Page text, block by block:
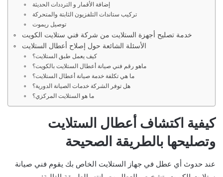
إضافة الأقمار و الترددات الحديثة
تركيب ستاندات التلفزيون الثابتة والمتحركة
توصيل ريموت
خدمة تصليح أجهزة الستلايت من شركة فني ستلايت الكويت
كيف يعمل طبق الستلايت؟
ماهو رقم فني صيانة أعطال الستلايت بالكويت؟
ما هي تكلفة خدمة صيانة أعطال الستلايت؟
هل توفر الشركة خدمات الصيانة الدورية؟
ما هو الستلايت المركزي؟
كيفية اكتشاف أعطال الستلايت
وتصليحها بالطريقة الصحيحة
عند حدوث أي عطل في جهاز الستلايت الخاص بك يقوم فني صيانة